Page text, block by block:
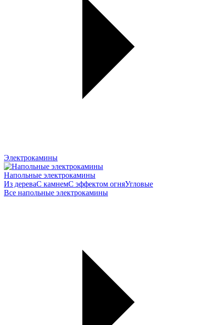
Электрокамины
Напольные электрокамины
Из дереваС камнемС эффектом огняУгловые
Все напольные электрокамины